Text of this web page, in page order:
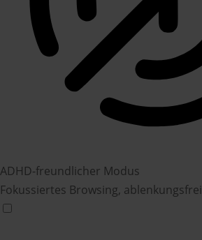
ADHD-freundlicher Modus
Fokussiertes Browsing, ablenkungsfrei